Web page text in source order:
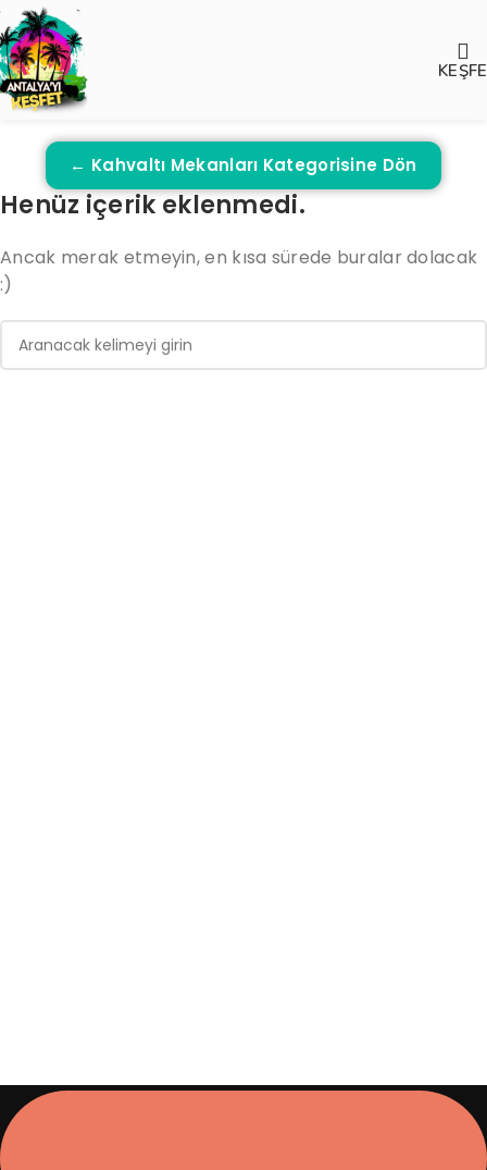
← Kahvaltı Mekanları Kategorisine Dön
Henüz içerik eklenmedi.
Ancak merak etmeyin, en kısa sürede buralar dolacak
:)